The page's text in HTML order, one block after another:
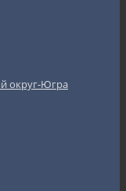
округ-Югра